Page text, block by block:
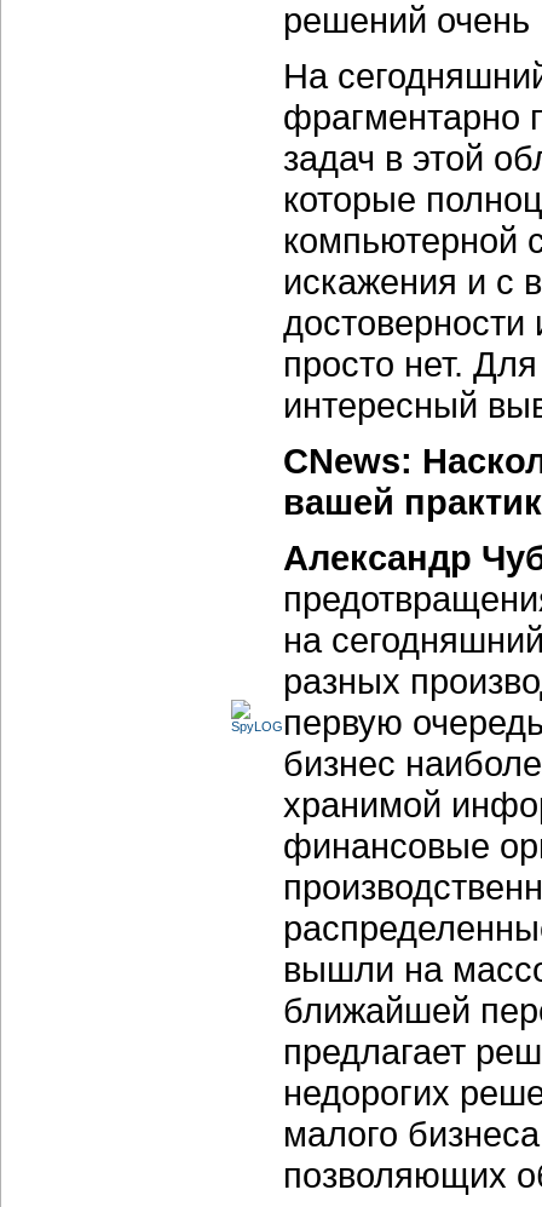
решений очень
На
фрагментарно
задач в этой
которые
компьютерной
искажения и с
просто нет.
интересный
CNews:
вашей
Александр
на
разных
первую
бизнес
хранимой
финансовые
вышли на
ближайшей
предлагает
недорогих
малого
позволяющих